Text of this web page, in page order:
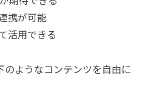
携が可能
活用できる
のようなコンテンツを自由に